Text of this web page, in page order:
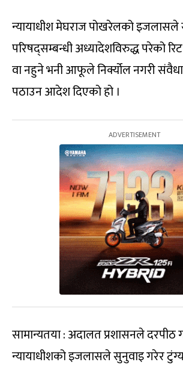
न्यायाधीश मेघराज पोखरेलको
परिषद्सम्बन्धी अध्यादेशविरुद्ध परेको
वा नहुने भनी आफूले निर्क्योल नगरी
पठाउन आदेश दिएको हो ।
सामान्यतया : अदालत प्रशासनले
न्यायाधीशको इजलासले सुनुवाइ गरेर